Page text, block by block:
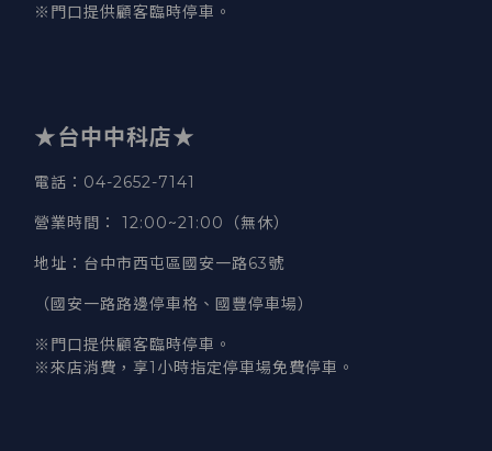
※門口提供顧客臨時停車。
★台中中科店★
電話 ：04-2652-7141
營業時間 ： 12:00~21:00（無休）
地址 ：台中市西屯區國安一路63號
（國安一路路邊停車格、國豐停車場）
※門口提供顧客臨時停車。
※來店消費，享1小時指定停車場免費停車。